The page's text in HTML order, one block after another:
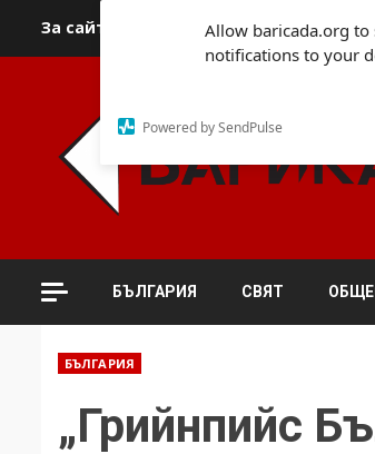
Allow baricada.org to
notifications to your
Powered by SendPulse
За сайта За контакти За
БЪЛГАРИЯ СВЯТ
БЪЛГАРИЯ
„Грийнпийс